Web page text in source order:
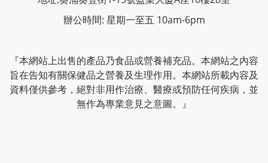
辦公時間: 星期一至五 10am-6pm
『本網站上出售的產品乃食品或營養補充品。本網站之內容
旨在告知有關保健品之營養及生理作用。本網站所載內容及
資料僅供參考，絕對非用作治療、醫療或預防任何疾病，並
無作為專業意見之意圖。』